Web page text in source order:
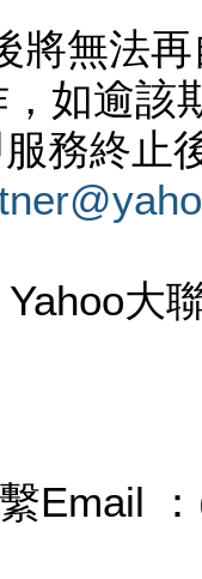
將無法
如逾該
務終止
大
Email